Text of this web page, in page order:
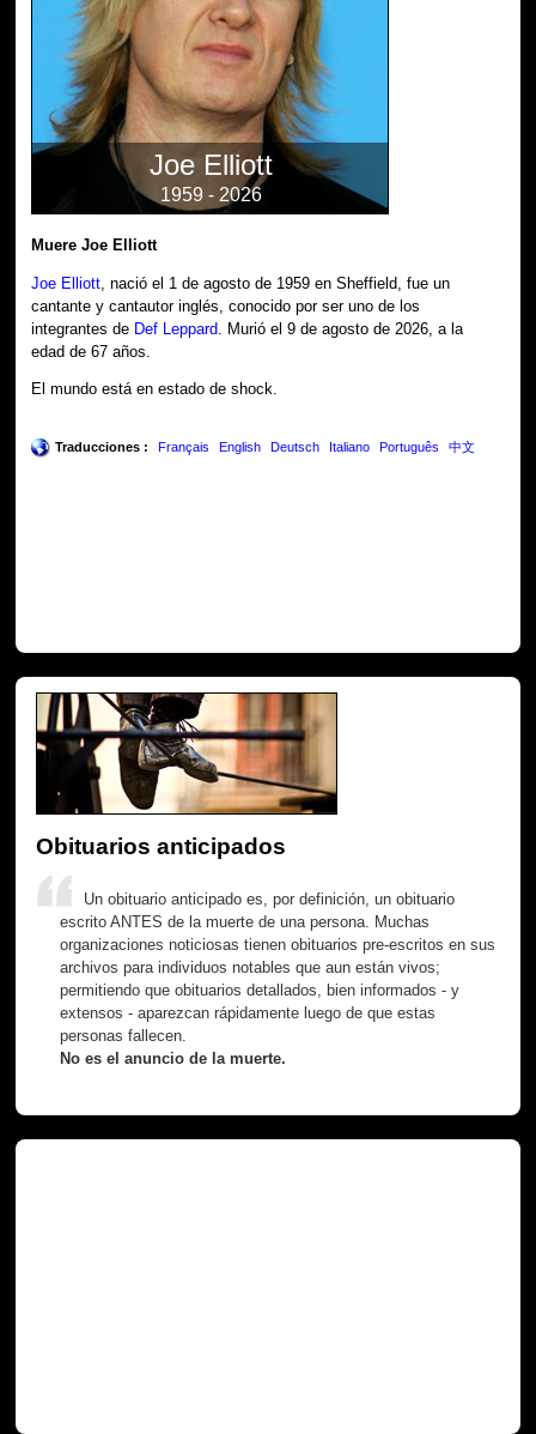
Joe Elliott
1959 - 2026
Muere Joe Elliott
Joe Elliott , nació el 1 de agosto de 1959 en Sheffield, fue un
cantante y cantautor inglés, conocido por ser uno de los
integrantes de Def Leppard . Murió el 9 de agosto de 2026, a la
edad de 67 años.
El mundo está en estado de shock.
Traducciones : Français English Deutsch Italiano Português 中文
Obituarios anticipados
Un obituario anticipado es, por definición, un obituario
escrito ANTES de la muerte de una persona. Muchas
organizaciones noticiosas tienen obituarios pre-escritos en sus
archivos para individuos notables que aun están vivos;
permitiendo que obituarios detallados, bien informados - y
extensos - aparezcan rápidamente luego de que estas
personas fallecen.
No es el anuncio de la muerte.